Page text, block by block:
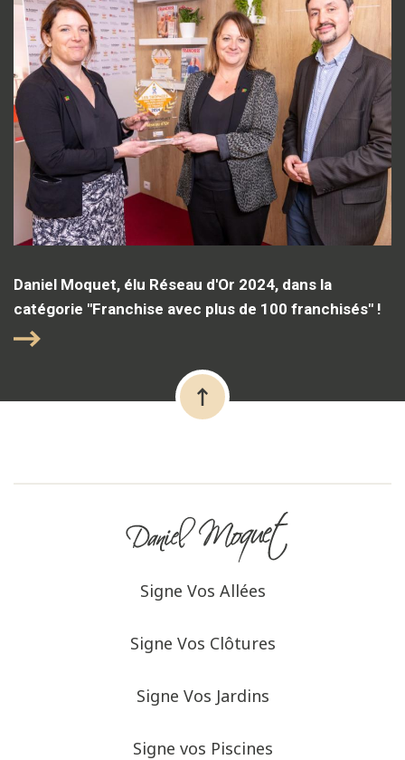
Daniel Moquet, élu Réseau d'Or 2024, dans la
catégorie "Franchise avec plus de 100 franchisés" !
Signe Vos Allées
Signe Vos Clôtures
Signe Vos Jardins
Signe vos Piscines